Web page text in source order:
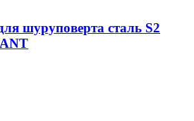
шуруповерта сталь S2